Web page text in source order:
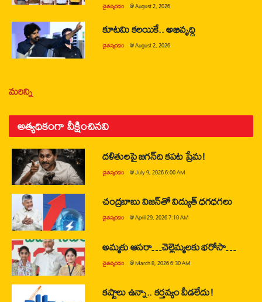
చైతన్యరధం @August 2, 2026
కూటమి కలయికే.. అభివృద్ధి
చైతన్యరధం @August 2, 2026
మరిన్ని
అత్యధికంగా వీక్షించినవి
దళితులపై జగన్‌ది కపట ప్రేమ!
చైతన్యరధం @July 9, 2026 6:00 AM
చంద్రబాబు విజన్‌తో విద్యుత్ ధగధగలు
చైతన్యరధం @April 29, 2026 7:10 AM
అమ్మకు ఆసరా…చెల్లెమ్మలకు భరోసా…
చైతన్యరధం @March 8, 2026 6:30 AM
కష్టాలు ఉన్నా.. కర్తవ్యం వీడలేదు!